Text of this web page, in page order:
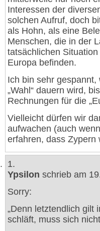
Interessen der
solchen Aufruf, doch
als Hohn, als eine
Menschen, die in der
tatsächlichen
Europa befinden.
Ich bin sehr
„Wahl“ dauern wird,
Rechnungen für die
Vielleicht dürfen wir
aufwachen (auch
erfahren, dass
1.
Ypsilon schrieb am
Sorry:
„Denn letztendlich gilt
schläft, muss sich